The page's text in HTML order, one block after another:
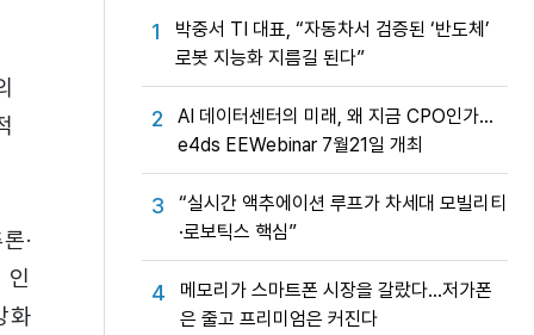
·
화
1
박중서 TI 대표, “자동차서 검증된 ‘반도체’
로봇 지능화 지름길 된다”
2
AI 데이터센터의 미래, 왜 지금 CPO인가…
e4ds EEWebinar 7월21일 개최
3
“실시간 액추에이션 루프가 차세대 모빌리티
·로보틱스 핵심”
4
메모리가 스마트폰 시장을 갈랐다…저가폰
은 줄고 프리미엄은 커진다